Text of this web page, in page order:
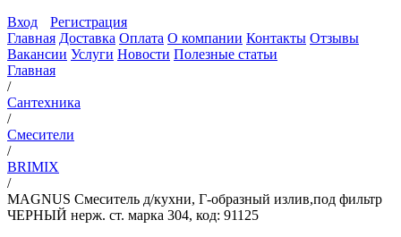
Вход
Регистрация
Главная Доставка Оплата О компании Контакты Отзывы
Вакансии Услуги Новости Полезные статьи
Главная
/
Сантехника
/
Смесители
/
BRIMIX
/
MAGNUS Смеситель д/кухни, Г-образный излив,под фильтр
ЧЕРНЫЙ нерж. ст. марка 304, код: 91125